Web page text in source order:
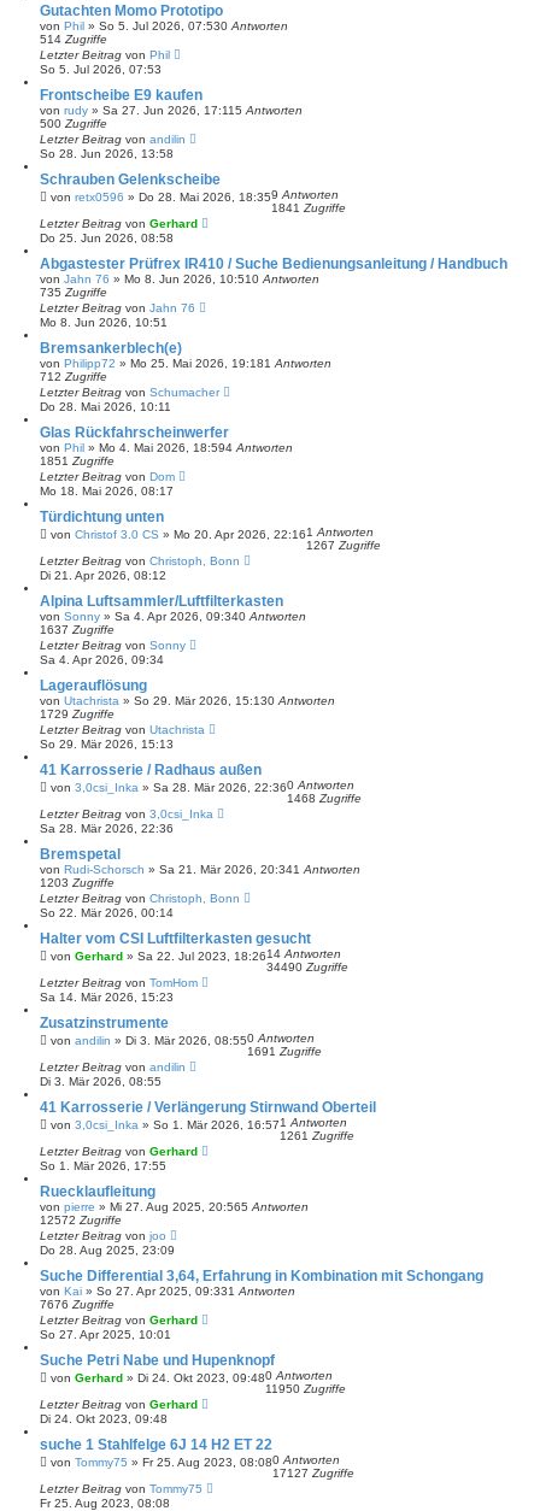
Gutachten Momo Prototipo
von Phil » So 5. Jul 2026, 07:530 Antworten
514 Zugriffe
Letzter Beitrag von Phil
So 5. Jul 2026, 07:53
Frontscheibe E9 kaufen
von rudy » Sa 27. Jun 2026, 17:115 Antworten
500 Zugriffe
Letzter Beitrag von andilin
So 28. Jun 2026, 13:58
Schrauben Gelenkscheibe
von retx0596 » Do 28. Mai 2026, 18:359 Antworten
1841 Zugriffe
Letzter Beitrag von Gerhard
Do 25. Jun 2026, 08:58
Abgastester Prüfrex IR410 / Suche Bedienungsanleitung / Handbuch
von Jahn 76 » Mo 8. Jun 2026, 10:510 Antworten
735 Zugriffe
Letzter Beitrag von Jahn 76
Mo 8. Jun 2026, 10:51
Bremsankerblech(e)
von Philipp72 » Mo 25. Mai 2026, 19:181 Antworten
712 Zugriffe
Letzter Beitrag von Schumacher
Do 28. Mai 2026, 10:11
Glas Rückfahrscheinwerfer
von Phil » Mo 4. Mai 2026, 18:594 Antworten
1851 Zugriffe
Letzter Beitrag von Dom
Mo 18. Mai 2026, 08:17
Türdichtung unten
von Christof 3.0 CS » Mo 20. Apr 2026, 22:161 Antworten
1267 Zugriffe
Letzter Beitrag von Christoph, Bonn
Di 21. Apr 2026, 08:12
Alpina Luftsammler/Luftfilterkasten
von Sonny » Sa 4. Apr 2026, 09:340 Antworten
1637 Zugriffe
Letzter Beitrag von Sonny
Sa 4. Apr 2026, 09:34
Lagerauflösung
von Utachrista » So 29. Mär 2026, 15:130 Antworten
1729 Zugriffe
Letzter Beitrag von Utachrista
So 29. Mär 2026, 15:13
41 Karrosserie / Radhaus außen
von 3,0csi_Inka » Sa 28. Mär 2026, 22:360 Antworten
1468 Zugriffe
Letzter Beitrag von 3,0csi_Inka
Sa 28. Mär 2026, 22:36
Bremspetal
von Rudi-Schorsch » Sa 21. Mär 2026, 20:341 Antworten
1203 Zugriffe
Letzter Beitrag von Christoph, Bonn
So 22. Mär 2026, 00:14
Halter vom CSI Luftfilterkasten gesucht
von Gerhard » Sa 22. Jul 2023, 18:2614 Antworten
34490 Zugriffe
Letzter Beitrag von TomHom
Sa 14. Mär 2026, 15:23
Zusatzinstrumente
von andilin » Di 3. Mär 2026, 08:550 Antworten
1691 Zugriffe
Letzter Beitrag von andilin
Di 3. Mär 2026, 08:55
41 Karrosserie / Verlängerung Stirnwand Oberteil
von 3,0csi_Inka » So 1. Mär 2026, 16:571 Antworten
1261 Zugriffe
Letzter Beitrag von Gerhard
So 1. Mär 2026, 17:55
Ruecklaufleitung
von pierre » Mi 27. Aug 2025, 20:565 Antworten
12572 Zugriffe
Letzter Beitrag von joo
Do 28. Aug 2025, 23:09
Suche Differential 3,64, Erfahrung in Kombination mit Schongang
von Kai » So 27. Apr 2025, 09:331 Antworten
7676 Zugriffe
Letzter Beitrag von Gerhard
So 27. Apr 2025, 10:01
Suche Petri Nabe und Hupenknopf
von Gerhard » Di 24. Okt 2023, 09:480 Antworten
11950 Zugriffe
Letzter Beitrag von Gerhard
Di 24. Okt 2023, 09:48
suche 1 Stahlfelge 6J 14 H2 ET 22
von Tommy75 » Fr 25. Aug 2023, 08:080 Antworten
17127 Zugriffe
Letzter Beitrag von Tommy75
Fr 25. Aug 2023, 08:08